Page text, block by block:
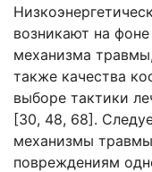
возникают на
механизма
также качества
выборе тактики
[30, 48, 68].
механизмы
повреждениям